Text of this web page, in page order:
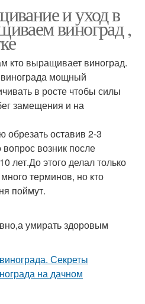
и уход в
виноград ,
кто выращивает виноград.
мощный
в росте чтобы силы
замещения и на
обрезать оставив 2-3
возник после
лет.До этого делал только
терминов, но кто
поймут.
умирать здоровым